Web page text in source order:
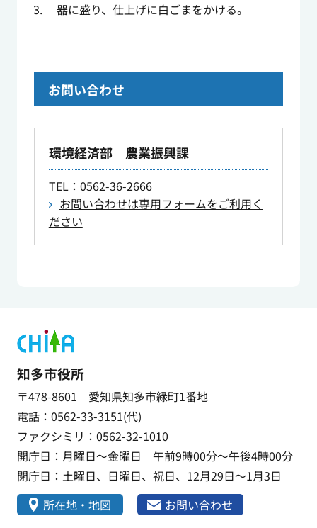
器に盛り、仕上げに白ごまをかける。
お問い合わせ
環境経済部 農業振興課
TEL：0562-36-2666
お問い合わせは専用フォームをご利用く
ださい
知多市役所
〒478-8601 愛知県知多市緑町1番地
電話：0562-33-3151(代)
ファクシミリ：0562-32-1010
開庁日：月曜日～金曜日 午前9時00分～午後4時00分
閉庁日：土曜日、日曜日、祝日、12月29日～1月3日
所在地・地図
お問い合わせ